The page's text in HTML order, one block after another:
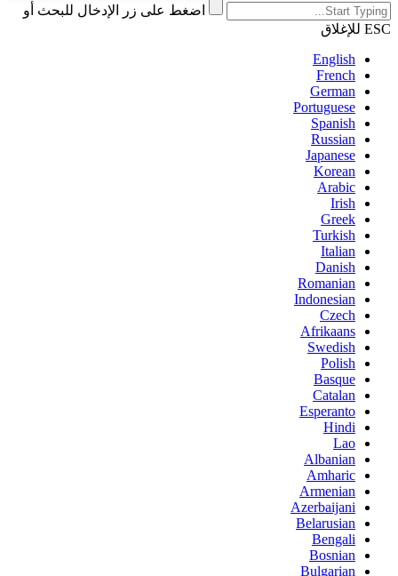
اضغط على زر الإدخال للبحث أو
ESC للإغلاق
English
French
German
Portuguese
Spanish
Russian
Japanese
Korean
Arabic
Irish
Greek
Turkish
Italian
Danish
Romanian
Indonesian
Czech
Afrikaans
Swedish
Polish
Basque
Catalan
Esperanto
Hindi
Lao
Albanian
Amharic
Armenian
Azerbaijani
Belarusian
Bengali
Bosnian
Bulgarian